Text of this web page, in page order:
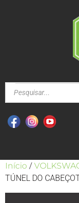
Início /
TÚNEL DO